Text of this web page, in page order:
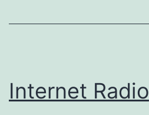
Internet Radio